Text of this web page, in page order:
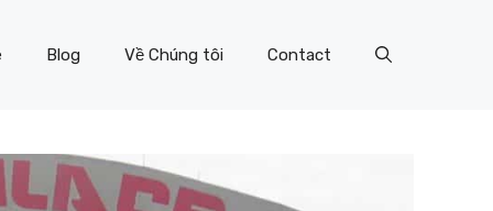
Blog Về Chúng tôi Contact